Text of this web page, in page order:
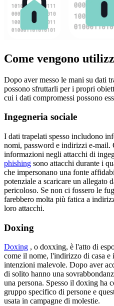
Come vengono
Dopo aver messo le mani su dati
possono sfruttarli per i propri
cui i dati compromessi possono
Ingegneria sociale
I dati trapelati spesso includono
nomi, password e indirizzi e-mail.
informazioni negli attacchi di
phishing sono attacchi durante i
che impersonano una fonte
potenziale a scaricare un allegato
pericoloso. Se non ci fossero le
farebbero molta più fatica a
loro attacchi.
Doxing
Doxing , o doxxing, è l'atto di
come il nome, l'indirizzo di casa
intenzioni malevole. Dopo aver
di solito hanno una
una persona. Spesso il doxing ha
gruppo specifico di persone e
usata in campagne di molestie.